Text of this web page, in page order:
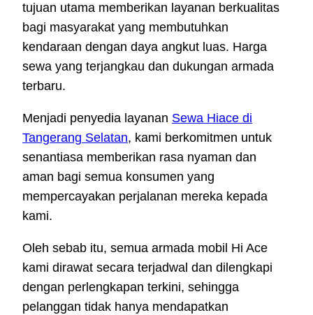
tujuan utama memberikan layanan berkualitas
bagi masyarakat yang membutuhkan
kendaraan dengan daya angkut luas. Harga
sewa yang terjangkau dan dukungan armada
terbaru.
Menjadi penyedia layanan Sewa Hiace di
Tangerang Selatan, kami berkomitmen untuk
senantiasa memberikan rasa nyaman dan
aman bagi semua konsumen yang
mempercayakan perjalanan mereka kepada
kami.
Oleh sebab itu, semua armada mobil Hi Ace
kami dirawat secara terjadwal dan dilengkapi
dengan perlengkapan terkini, sehingga
pelanggan tidak hanya mendapatkan